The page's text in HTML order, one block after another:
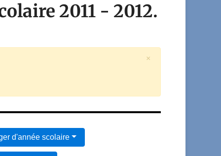
2011 - 2012.
×
d'année scolaire